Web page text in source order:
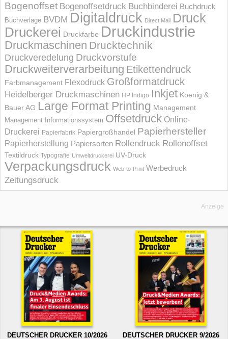
Bogenoffset Bogenoffsetdruck Buchbinderei Buchdruck
Buchverlage BVDM Digitaldruck Direct Mail Druck
Druckerei Druckfarbe Druckindustrie
Druckmaschinen Drucktechnik
Druckveredelung Druckvorstufe
Druckweiterverarbeitung Etikettendruck
Farbmanagement Flexodruck Großformatdruck
Heidelberger Druckmaschinen HP Indigo Inkjet Koenig &
Bauer AG Large Format Printing Management
Management Informations­system Offsetdruck Online-
Druckerei Papierfabrik Papiergroßhandel Papierhersteller
Papierherstellung Papiersorten Rollendruck Rollenoffset
Textildruck Typografie Umweltdruckerei UV-Druck
Verpackungsdruck Web-to-Print Werbedruck
Zeitungsdruck
Anzeige
DEUTSCHER DRUCKER 10/2026 DEUTSCHER DRUCKER 9/2026